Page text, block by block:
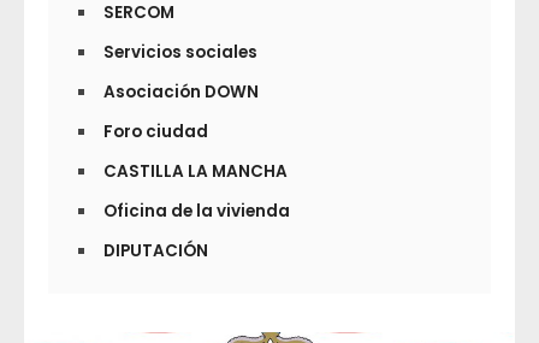
SERCOM
Servicios sociales
Asociación DOWN
Foro ciudad
CASTILLA LA MANCHA
Oficina de la vivienda
DIPUTACIÓN